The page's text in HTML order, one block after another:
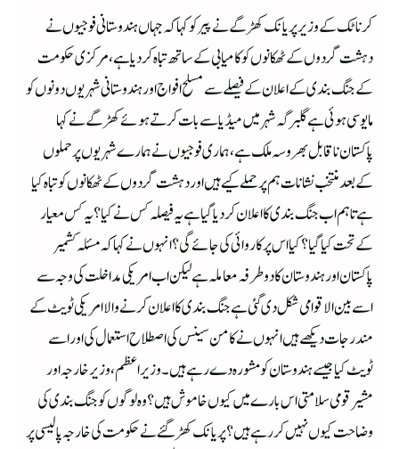
کرناٹک کے وزیر پریانک کھڑگے نے پیر کو کہا کہ جہاں ہندوستانی فوجیوں نے
دہشت گردوں کے ٹھکانوں کو کامیابی کے ساتھ تباہ کر دیا ہے، مرکزی حکومت
کے جنگ بندی کے اعلان کے فیصلے سے مسلح افواج اور ہندوستانی شہریوں دونوں کو
مایوسی ہوئی ہے گلبرگہ شہر میں میڈیا سے بات کرتے ہوئے کھڑگے نے کہا
پاکستان ناقابل بھروسہ ملک ہے،ہماری فوجیوں نے ہمارے شہریوں پر حملوں
کے بعد منتخب نشانات ہم پر حملے کیے ہیں اور دہشت گردوں کے ٹھکانوں کو تباہ کیا
ہےتاہم اب جنگ بندی کا اعلان کر دیا گیا ہے یہ فیصلہ کس نے کیا ؟یہ کس معیار
کے تحت کیا گیا؟ کیا اس پر کاروائی کی جائے گی ؟ انہوں نے کہا کہ مسئلہ کشمیر
پاکستان اور ہندوستان کا دو طرفہ معاملہ ہے لیکن اب امریکی مداخلت کی وجہ سے
اسے بین الاقوامی شکل دی گئی ہے جنگ بندی کا اعلان کرنے والا امریکی ٹویٹ کے
مندرجات دیکھے ہیں انہوں نے کامن سینس کی اصطلاح استعمال کی اور اسے
ٹویٹ کیا جیسے ہندوستان کو مشورہ دے رہے ہیں۔ وزیراعظم، وزیر خارجہ اور
مشیر قومی سلامتی اس بارے میں کیوں خاموش ہیں؟ وہ لوگوں کو جنگ بندی کی
وضاحت کیوں نہیں کر رہے ہیں؟ پریانک کھڑ گئے نے حکومت کی خارجہ پالیسی پر